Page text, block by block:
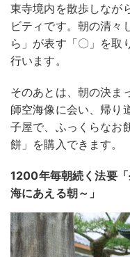
東寺境内を散歩しなが
ビティです。朝の清々
ら」が表す「〇」を取
行います。
そのあとは、朝の決ま
師空海像に会い、帰り
子屋で、ふっくらなお
餅」を購入できます。
1200年毎朝続く法要
海にあえる朝～」